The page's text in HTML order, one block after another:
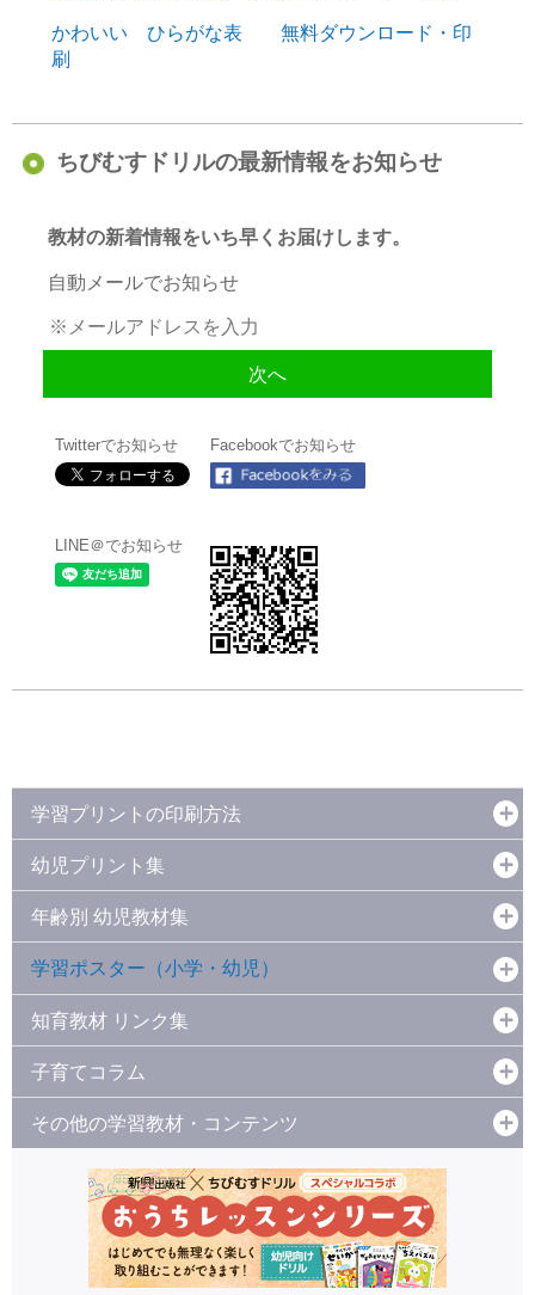
かわいい ひらがな表 無料ダウンロード・印
刷
ちびむすドリルの最新情報をお知らせ
教材の新着情報をいち早くお届けします。
自動メールでお知らせ
Twitterでお知らせ Facebookでお知らせ
LINE＠でお知らせ
学習プリントの印刷方法
幼児プリント集
年齢別 幼児教材集
学習ポスター（小学・幼児）
知育教材 リンク集
子育てコラム
その他の学習教材・コンテンツ